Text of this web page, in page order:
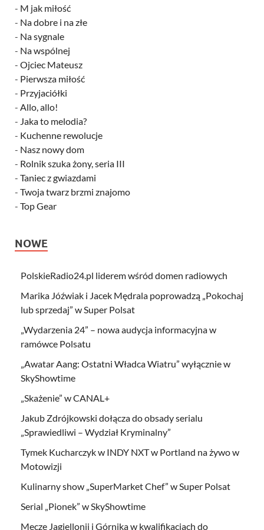
- M jak miłość
- Na dobre i na złe
- Na sygnale
- Na wspólnej
- Ojciec Mateusz
- Pierwsza miłość
- Przyjaciółki
- Allo, allo!
- Jaka to melodia?
- Kuchenne rewolucje
- Nasz nowy dom
- Rolnik szuka żony, seria III
- Taniec z gwiazdami
- Twoja twarz brzmi znajomo
- Top Gear
NOWE
PolskieRadio24.pl liderem wśród domen radiowych
Marika Jóźwiak i Jacek Mędrala poprowadzą „Pokochaj
lub sprzedaj” w Super Polsat
„Wydarzenia 24” – nowa audycja informacyjna w
ramówce Polsatu
„Awatar Aang: Ostatni Władca Wiatru” wyłącznie w
SkyShowtime
„Skażenie” w CANAL+
Jakub Zdrójkowski dołącza do obsady serialu
„Sprawiedliwi – Wydział Kryminalny”
Tymek Kucharczyk w INDY NXT w Portland na żywo w
Motowizji
Kulinarny show „SuperMarket Chef” w Super Polsat
Serial „Pionek” w SkyShowtime
Mecze Jagiellonii i Górnika w kwalifikacjach do